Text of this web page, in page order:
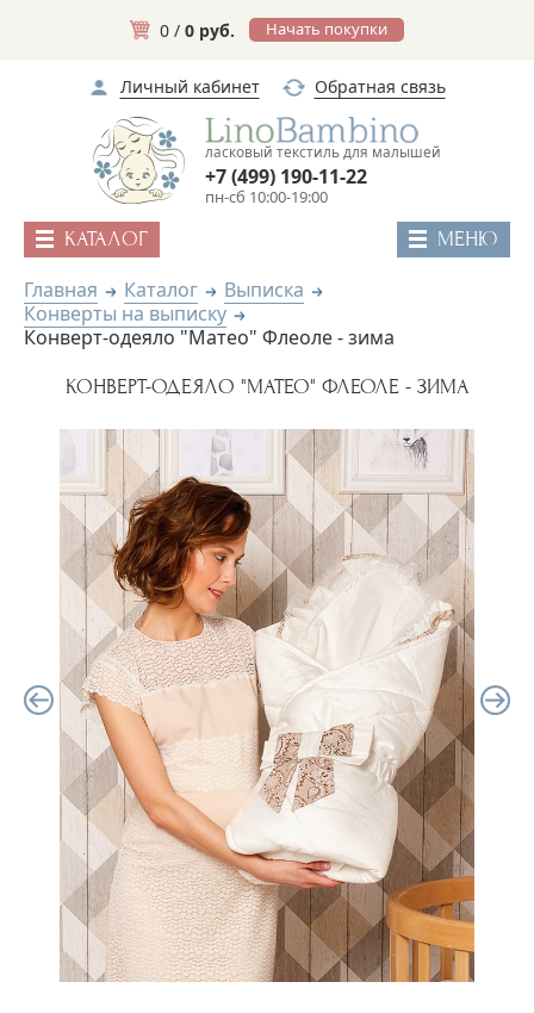
0 / 0 руб. Начать покупки
Личный кабинет Обратная связь
ласковый текстиль для малышей
пн-сб 10:00-19:00
+7 (499) 190-11-22
КАТАЛОГ МЕНЮ
Главная Каталог
Выписка
Конверты на выписку
Конверт-одеяло "Матео" Флеоле - зима
КОНВЕРТ-ОДЕЯЛО "МАТЕО" ФЛЕОЛЕ - ЗИМА